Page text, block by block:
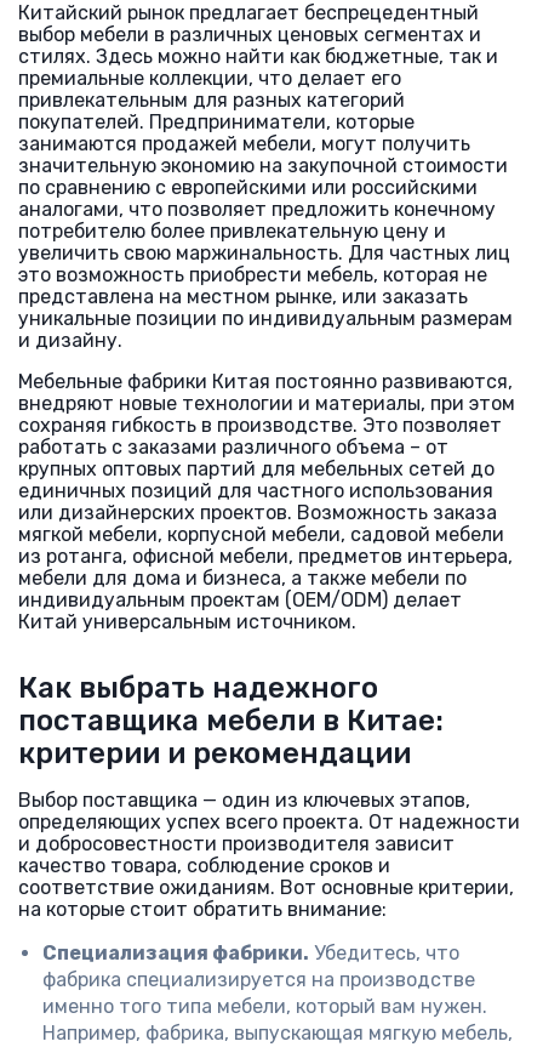
Китайский рынок предлагает беспрецедентный
выбор мебели в различных ценовых сегментах и
стилях. Здесь можно найти как бюджетные, так и
премиальные коллекции, что делает его
привлекательным для разных категорий
покупателей. Предприниматели, которые
занимаются продажей мебели, могут получить
значительную экономию на закупочной стоимости
по сравнению с европейскими или российскими
аналогами, что позволяет предложить конечному
потребителю более привлекательную цену и
увеличить свою маржинальность. Для частных лиц
это возможность приобрести мебель, которая не
представлена на местном рынке, или заказать
уникальные позиции по индивидуальным размерам
и дизайну.
Мебельные фабрики Китая постоянно развиваются,
внедряют новые технологии и материалы, при этом
сохраняя гибкость в производстве. Это позволяет
работать с заказами различного объема – от
крупных оптовых партий для мебельных сетей до
единичных позиций для частного использования
или дизайнерских проектов. Возможность заказа
мягкой мебели, корпусной мебели, садовой мебели
из ротанга, офисной мебели, предметов интерьера,
мебели для дома и бизнеса, а также мебели по
индивидуальным проектам (OEM/ODM) делает
Китай универсальным источником.
Как выбрать надежного
поставщика мебели в Китае:
критерии и рекомендации
Выбор поставщика — один из ключевых этапов,
определяющих успех всего проекта. От надежности
и добросовестности производителя зависит
качество товара, соблюдение сроков и
соответствие ожиданиям. Вот основные критерии,
на которые стоит обратить внимание:
Специализация фабрики. Убедитесь, что
фабрика специализируется на производстве
именно того типа мебели, который вам нужен.
Например, фабрика, выпускающая мягкую мебель,